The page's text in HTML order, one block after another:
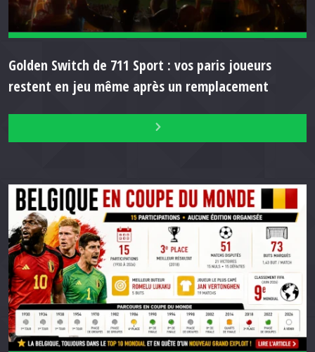
Golden Switch de 711 Sport : vos paris joueurs
restent en jeu même après un remplacement